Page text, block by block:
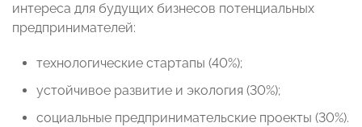
интереса для будущих бизнесов потенциальных
предпринимателей:
технологические стартапы (40%);
устойчивое развитие и экология (30%);
социальные предпринимательские проекты (30%).